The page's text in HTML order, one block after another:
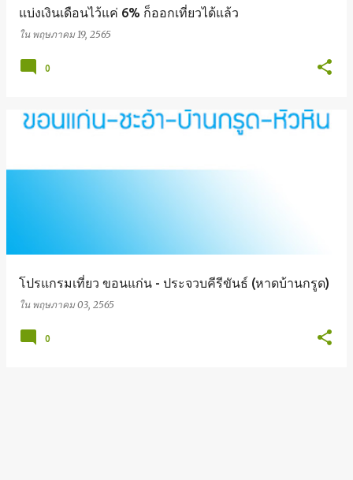
แบ่งเงินเดือนไว้แค่ 6% ก็ออกเที่ยวได้แล้ว
ใน พฤษภาคม 19, 2565
0
โปรแกรมเที่ยว ขอนแก่น - ประจวบคีรีขันธ์ (หาดบ้านกรูด)
ใน พฤษภาคม 03, 2565
0